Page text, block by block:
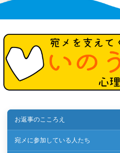
お返事のこころえ
宛メに参加している人たち